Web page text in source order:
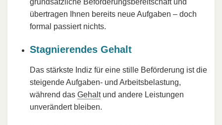
grundsätzliche Beförderungsbereitschaft und
übertragen Ihnen bereits neue Aufgaben – doch
formal passiert nichts.
Stagnierendes Gehalt
Das stärkste Indiz für eine stille Beförderung ist die
steigende Aufgaben- und Arbeitsbelastung,
während das Gehaltund andere Leistungen
unverändert bleiben.